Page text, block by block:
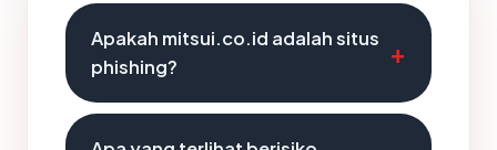
Apakah mitsui.co.id adalah situs
phishing?